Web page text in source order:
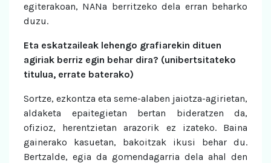
egiterakoan, NANa berritzeko dela erran beharko
duzu.
Eta eskatzaileak lehengo grafiarekin dituen
agiriak berriz egin behar dira? (unibertsitateko
titulua, errate baterako)
Sortze, ezkontza eta seme-alaben jaiotza-agirietan,
aldaketa epaitegietan bertan bideratzen da,
ofizioz, herentzietan arazorik ez izateko. Baina
gainerako kasuetan, bakoitzak ikusi behar du.
Bertzalde, egia da gomendagarria dela ahal den